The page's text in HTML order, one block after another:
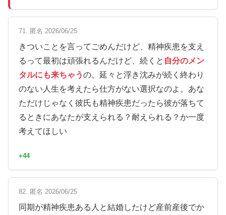
71. 匿名 2026/06/25
きついことを言ってごめんだけど、精神疾患を支え
るって最初は頑張れるんだけど、続くと 自分のメン
タルにも来ちゃうの。延々と浮き沈みが続く終わり
のない人生を考えたら仕方がない選択なのよ。あな
ただけじゃなく彼氏も精神疾患だったら彼が落ちて
るときにあなたが支えられる？耐えられる？か一度
考えてほしい
+44
82. 匿名 2026/06/25
同期が精神疾患ある人と結婚したけど産前産後でか